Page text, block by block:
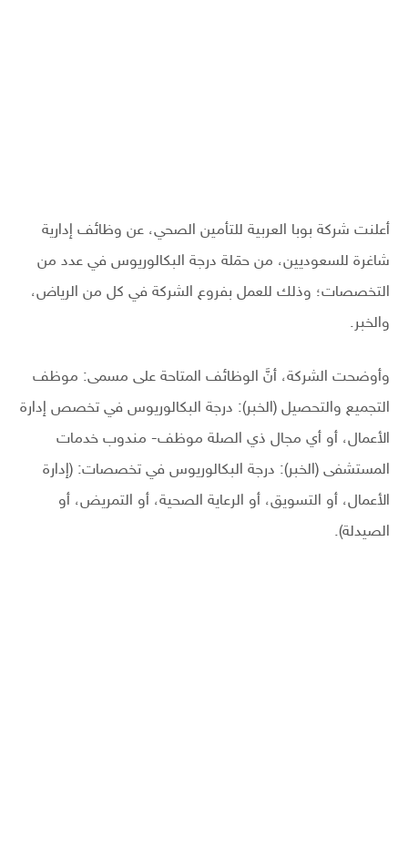
أعلنت شركة بوبا العربية للتأمين الصحي، عن وظائف إدارية
شاغرة للسعوديين، من حمَلة درجة البكالوريوس في عدد من
التخصصات؛ وذلك للعمل بفروع الشركة في كل من الرياض،
والخبر.
وأوضحت الشركة، أنَّ الوظائف المتاحة على مسمى: موظف
التجميع والتحصيل (الخبر): درجة البكالوريوس في تخصص إدارة
الأعمال، أو أي مجال ذي الصلة موظف- مندوب خدمات
المستشفى (الخبر): درجة البكالوريوس في تخصصات: (إدارة
الأعمال، أو التسويق، أو الرعاية الصحية، أو التمريض، أو
الصيدلة).